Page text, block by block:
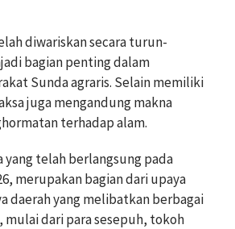
diwariskan secara turun-
bagian penting dalam
Sunda agraris. Selain memiliki
juga mengandung makna
terhadap alam.
yang telah berlangsung pada
merupakan bagian dari upaya
daerah yang melibatkan berbagai
mulai dari para sesepuh, tokoh